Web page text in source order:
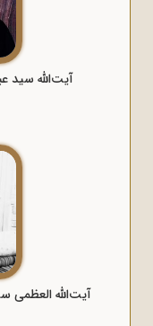
آیت‌الله سید
آیت‌الله العظمی